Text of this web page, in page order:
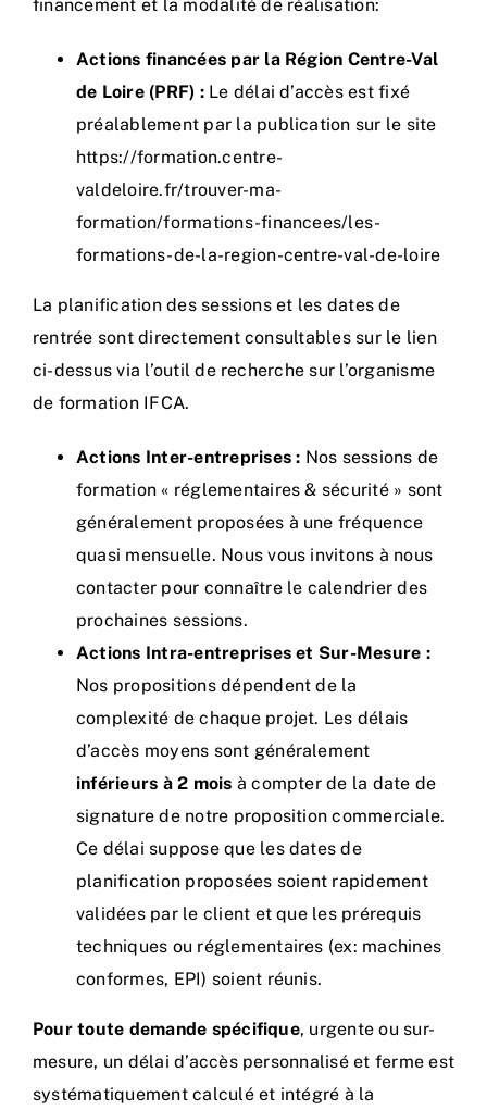
financement et la modalité de réalisation:
Actions financées par la Région Centre-Val
de Loire (PRF) :Le délai d’accès est fixé
préalablement par la publication sur le site
https://formation.centre-
valdeloire.fr/trouver-ma-
formation/formations-financees/les-
formations-de-la-region-centre-val-de-loire
La planification des sessions et les dates de
rentrée sont directement consultables sur le lien
ci-dessus via l’outil de recherche sur l’organisme
de formation IFCA.
Actions Inter-entreprises : Nos sessions de
formation « réglementaires & sécurité » sont
généralement proposées à une fréquence
quasi mensuelle. Nous vous invitons à nous
contacter pour connaître le calendrier des
prochaines sessions.
Actions Intra-entreprises et Sur-Mesure :
Nos propositions dépendent de la
complexité de chaque projet. Les délais
d’accès moyens sont généralement
inférieurs à 2 mois à compter de la date de
signature de notre proposition commerciale.
Ce délai suppose que les dates de
planification proposées soient rapidement
validées par le client et que les prérequis
techniques ou réglementaires (ex: machines
conformes, EPI) soient réunis.
Pour toute demande spécifique, urgente ou sur-
mesure, un délai d’accès personnalisé et ferme est
systématiquement calculé et intégré à la